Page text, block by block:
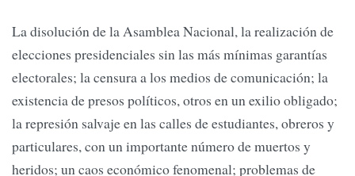
La disolución de la Asamblea Nacional, la realización de
elecciones presidenciales sin las más mínimas garantías
electorales; la censura a los medios de comunicación; la
existencia de presos políticos, otros en un exilio obligado;
la represión salvaje en las calles de estudiantes, obreros y
particulares, con un importante número de muertos y
heridos; un caos económico fenomenal; problemas de